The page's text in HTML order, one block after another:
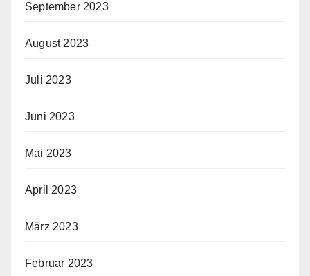
September 2023
August 2023
Juli 2023
Juni 2023
Mai 2023
April 2023
März 2023
Februar 2023